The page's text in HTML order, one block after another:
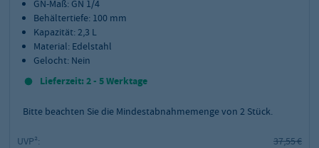
GN-Maß: GN 1/4
Behältertiefe: 100 mm
Kapazität: 2,3 L
Material: Edelstahl
Gelocht: Nein
Lieferzeit: 2 - 5 Werktage
Bitte beachten Sie die Mindestabnahmemenge von 2 Stück.
UVP²:
37,55 €